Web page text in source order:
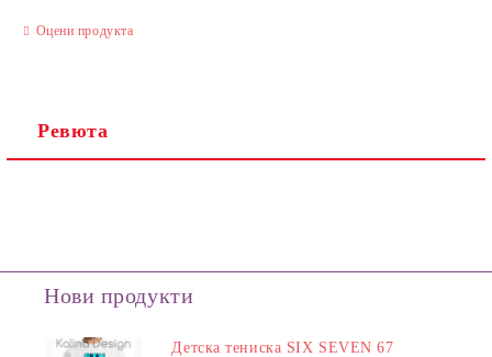
Оцени продукта
Ревюта
Нови продукти
Детска тениска SIX SEVEN 67